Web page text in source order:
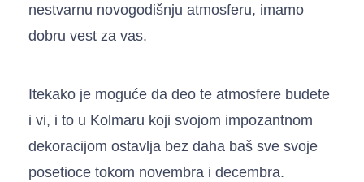
nestvarnu novogodišnju atmosferu, imamo
dobru vest za vas.
Itekako je moguće da deo te atmosfere budete
i vi, i to u Kolmaru koji svojom impozantnom
dekoracijom ostavlja bez daha baš sve svoje
posetioce tokom novembra i decembra.